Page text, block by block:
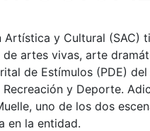
y Cultural (SAC)
artes vivas, arte
de Estímulos (PDE)
y Deporte.
uno de los dos
en la entidad.